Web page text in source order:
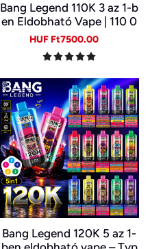
Bang Legend 110K 3 az 1-b
en Eldobható Vape | 110 0
00 Slukk | 3 Íz Egy Készülé
kben | Digitális Kijelző | Ty
pe-C
Sale
HUF Ft7500.00
Bang Legend 120K 5 az 1-